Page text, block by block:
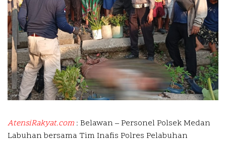
AtensiRakyat.com : Belawan – Personel Polsek Medan
Labuhan bersama Tim Inafis Polres Pelabuhan